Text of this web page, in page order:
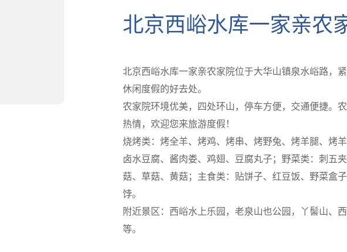
北京西峪水库一家亲农
北京西峪水库一家亲农家院位于大华山镇泉水峪路，
休闲度假的好去处。
农家院环境优美，四处环山，停车方便，交通便捷。
热情，欢迎您来旅游度假！
烧烤类：烤全羊、烤鸡、烤串、烤野兔、烤羊腿、烤
卤水豆腐、酱肉娄、鸡翅、豆腐丸子；野菜类：刺五
菇、草菇、黄菇；主食类：贴饼子、红豆饭、野菜盒
饽。
附近景区：西峪水上乐园，老泉山也公园，丫髻山、